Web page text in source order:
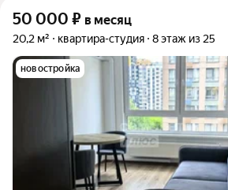
50 000 ₽ в месяц
20,2 м² квартира-студия 8 этаж из 25
новостройка